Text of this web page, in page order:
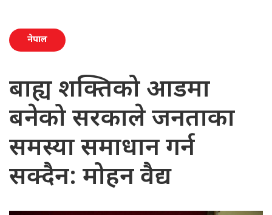
नेपाल
बाह्य शक्तिको आडमा
बनेको सरकाले जनताका
समस्या समाधान गर्न
सक्दैन: मोहन वैद्य